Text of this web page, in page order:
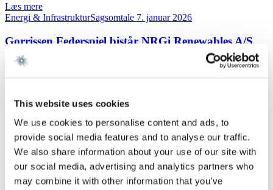
This website uses cookies
We use cookies to personalise content and ads, to
provide social media features and to analyse our traffic.
We also share information about your use of our site with
our social media, advertising and analytics partners who
may combine it with other information that you’ve
Læs mere
Energi & InfrastrukturSagsomtale 7. januar 2026
Gorrissen Federspiel bistår NRGi Renewables A/S
med opkøb af dansk vindmølleportefølje
Ventures og EIFO
Læs mere
EU- og KonkurrenceretNyhedsbrev
5. januar 2026
Dansk fusionskontrol i 2025